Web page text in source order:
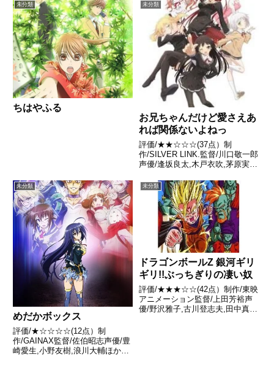
未分類
ちはやふる
未分類
お兄ちゃんだけど愛さえあ
れば関係ないよねっ
評価/★★☆☆☆(37点）制
作/SILVER LINK.監督/川口敬一郎
声優/逢坂良太,木戸衣吹,茅原実里
はこちらあらすじ航空機の事故で
両親が死んだことによりそれぞれ
別の親類の家に身を寄せていた双
子の兄妹、姫小...
未分類
めだかボックス
評価/★☆☆☆☆(12点）制
作/GAINAX監督/佐伯昭志声優/豊
崎愛生,小野友樹,浪川大輔ほか全
未分類
ドラゴンボールZ 銀河ギリ
ギリ!!ぶっちぎりの凄い奴
評価/★★★☆☆(42点）制作/東映
アニメーション監督/上田芳裕声
優/野沢雅子,古川登志夫,田中真弓